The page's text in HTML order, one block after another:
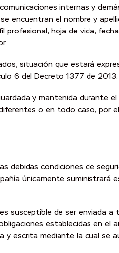
internas y
encuentran el nombre y
hoja de vida,
situación que estará
6 del Decreto 1377 de 2013.
y mantenida durante
o en todo caso, por
condiciones de
únicamente suministrará
de ser enviada a
establecidas en el
escrita mediante la cual se